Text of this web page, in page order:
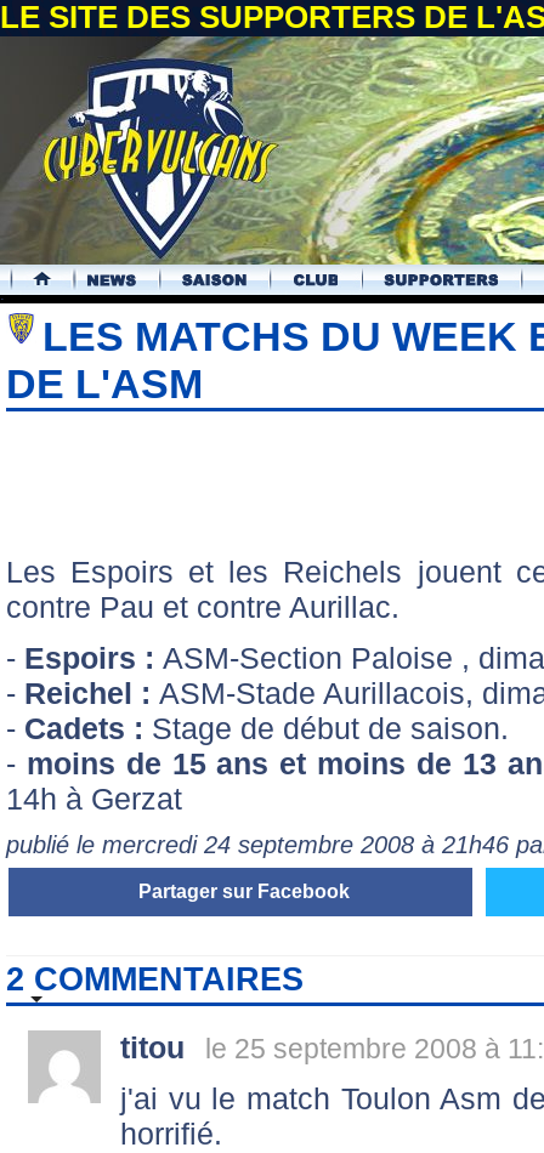
LE SITE DES SUPPORTERS DE
.
LES MATCHS DU WEEK
DE L'ASM
Les Espoirs et les Reichels jouent
contre Pau et contre Aurillac.
- Espoirs : ASM-Section Paloise ,
- Reichel : ASM-Stade Aurillacois,
- Cadets : Stage de début de saison.
- moins de 15 ans et moins de 13
14h à Gerzat
publié le mercredi 24 septembre 2008 à 21h46
Partager sur Facebook
2 COMMENTAIRES
titou le 25 septembre 2008 à
j'ai vu le match Toulon Asm
horrifié.